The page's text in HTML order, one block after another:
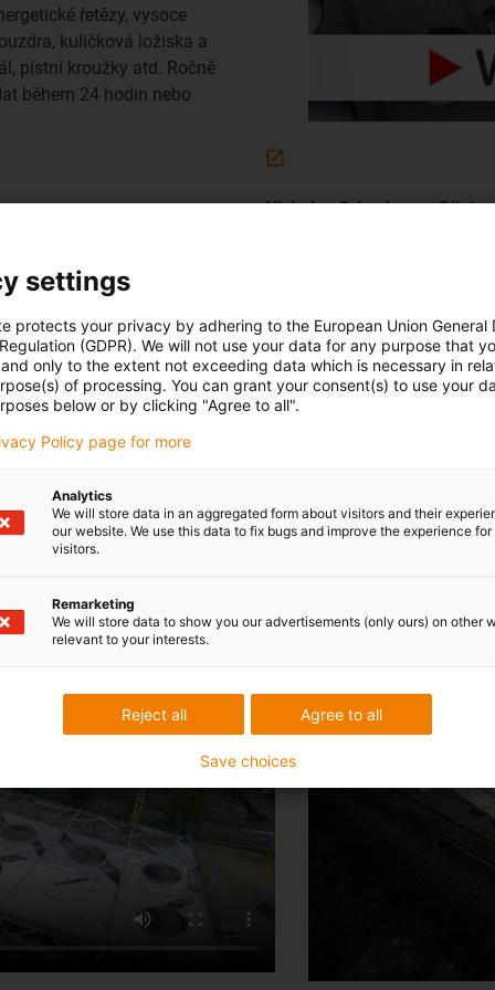
řetězy, vysoce
kuličková ložiska a
pístní kroužky atd. Ročně
během 24 hodin nebo
Nicholas Grimshaw a
budovu v roce 2023
vynikající úroveň rozvoje. Abychom byli schopni
budovu. Za tímto účelem jsme navázali na flexibilní
kanceláře Bryden Wood, Mark Bryden, již pracoval na
naproti našemu kolínskému ústředí, na druhé straně
pozornost si zaslouží solární systém na střeše, který
settings
protects your privacy by adhering to the European Union General
(GDPR). We will not use your data for any purpose that
only to the extent not exceeding data which is necessary in
of processing. You can grant your consent(s) to use your
below or by clicking "Agree to all".
Policy page for more
Analytics
We will store data in an aggregated form about visitors and their
our website. We use this data to fix bugs and improve the experience for
visitors.
Remarketing
We will store data to show you our advertisements (only ours) on other
relevant to your interests.
Agree to all
Reject all
Save choices